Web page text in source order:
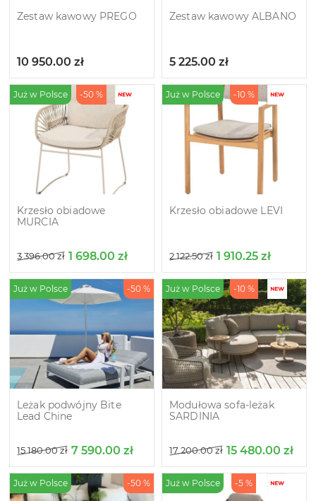
Zestaw kawowy PREGO
10 950.00 zł
Zestaw kawowy ALBANO
5 225.00 zł
Już w Polsce -50 %
Krzesło obiadowe
MURCIA
3 396.00zł 1 698.00 zł
Już w Polsce -10 %
Krzesło obiadowe LEVI
2 122.50zł 1 910.25 zł
Już w Polsce -50 %
Leżak podwójny Bite
Lead Chine
15 180.00zł 7 590.00 zł
Już w Polsce -10 %
Modułowa sofa-leżak
SARDINIA
17 200.00zł 15 480.00 zł
Już w Polsce -50 % Już w Polsce -5 %